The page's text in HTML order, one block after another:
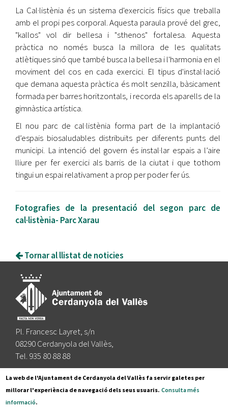
La Cal·listènia és un sistema d'exercicis físics que treballa
amb el propi pes corporal. Aquesta paraula prové del grec,
"kallos" vol dir bellesa i "sthenos" fortalesa. Aquesta
pràctica no només busca la millora de les qualitats
atlètiques sinó que també busca la bellesa i l'harmonia en el
moviment del cos en cada exercici. El tipus d'instal·lació
que demana aquesta pràctica és molt senzilla, bàsicament
formada per barres horitzontals, i recorda els aparells de la
gimnàstica artística.
El nou parc de cal·listènia forma part de la implantació
d’espais biosaludables distribuïts per diferents punts del
municipi. La intenció del govern és instal·lar espais a l’aire
lliure per fer exercici als barris de la ciutat i que tothom
tingui un espai relativament a prop per poder fer ús.
Fotografies de la presentació del segon parc de
cal·listènia- Parc Xarau
Tornar al llistat de noticies
Pl. Francesc Layret, s/n
08290 Cerdanyola del Vallès,
Tel. 935 80 88 88
Segueix-nos a:
La web de l'Ajuntament de Cerdanyola del Vallès fa servir galetes per
millorar l'experiència de navegació dels seus usuaris. Consulta més
informació.